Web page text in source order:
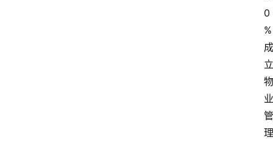
0
%
成
立
物
业
管
理